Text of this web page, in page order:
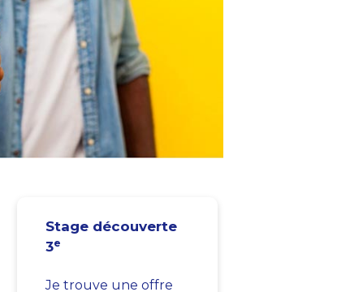
Stage découverte
3e
Je trouve une offre